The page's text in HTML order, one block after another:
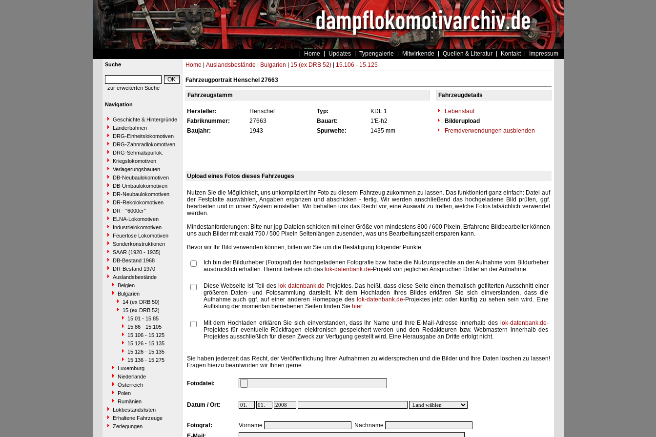
Home Updates Typengalerie Mitwirkende Quellen & Literatur Kontakt Impressum
Suche
zur erweiterten Suche
Navigation
Geschichte & Hintergründe
Länderbahnen
DRG-Einheitslokomotiven
DRG-Zahnradlokomotiven
DRG-Schmalspurlok.
Kriegslokomotiven
Verlagerungsbauten
DB-Neubaulokomotiven
DB-Umbaulokomotiven
DR-Neubaulokomotiven
DR-Rekolokomotiven
DR - "6000er"
ELNA-Lokomotiven
Industrielokomotiven
Feuerlose Lokomotiven
Sonderkonstruktionen
SAAR (1920 - 1935)
DB-Bestand 1968
DR-Bestand 1970
Auslandsbestände
Belgien
Bulgarien
14 (ex DRB 50)
15 (ex DRB 52)
15.01 - 15.85
15.86 - 15.105
15.106 - 15.125
15.126 - 15.135
15.126 - 15.135
15.136 - 15.275
Luxemburg
Niederlande
Österreich
Polen
Rumänien
Lokbestandslisten
Erhaltene Fahrzeuge
Zerlegungen
Home Auslandsbestände Bulgarien 15 (ex DRB 52)| 15.106 - 15.125
Fahrzeugportrait Henschel 27663
Fahrzeugstamm Fahrzeugdetails
Hersteller: Henschel Typ: KDL 1
Lebenslauf
Fabriknummer:
27663 Bauart: 1'E-h2
Bilderupload
Baujahr:
1943 Spurweite: 1435 mm Fremdverwendungen ausblenden
Upload eines Fotos dieses Fahrzeuges
Nutzen Sie die Möglichkeit, uns unkompliziert Ihr Foto zu diesem Fahrzeug zukommen zu lassen. Das funktioniert ganz einfach: Datei auf
der Festplatte auswählen, Angaben ergänzen und abschicken - fertig. Wir werden anschließend das hochgeladene Bild prüfen, ggf.
bearbeiten und in unser System einstellen. Wir behalten uns das Recht vor, eine Auswahl zu treffen, welche Fotos tatsächlich verwendet
werden.
Mindestanforderungen: Bitte nur jpg-Dateien schicken mit einer Größe von mindestens 800 / 600 Pixeln. Erfahrene Bildbearbeiter können
uns auch Bilder mit exakt 750 / 500 Pixeln Seitenlängen zusenden, was uns Bearbeitungszeit ersparen kann.
Bevor wir Ihr Bild verwenden können, bitten wir Sie um die Bestätigung folgender Punkte:
Ich bin der Bildurheber (Fotograf) der hochgeladenen Fotografie bzw. habe die Nutzungsrechte an der Aufnahme vom Bildurheber
ausdrücklich erhalten. Hiermit befreie ich das lok-datenbank.de-Projekt von jeglichen Ansprüchen Dritter an der Aufnahme.
Diese Webseite ist Teil des lok-datenbank.de-Projektes. Das heißt, dass diese Seite einen thematisch gefilterten Ausschnitt einer
größeren Daten- und Fotosammlung darstellt. Mit dem Hochladen Ihres Bildes erklären Sie sich einverstanden, dass die
Aufnahme auch ggf. auf einer anderen Homepage des lok-datenbank.de-Projektes jetzt oder künftig zu sehen sein wird. Eine
Auflistung der momentan betriebenen Seiten finden Sie hier.
Mit dem Hochladen erklären Sie sich einverstanden, dass Ihr Name und Ihre E-Mail-Adresse innerhalb des lok-datenbank.de-
Projektes für eventuelle Rückfragen elektronisch gespeichert werden und den Redakteuren bzw. Webmastern innerhalb des
Projektes ausschließlich für diesen Zweck zur Verfügung gestellt wird. Eine Herausgabe an Dritte erfolgt nicht.
Sie haben jederzeit das Recht, der Veröffentlichung Ihrer Aufnahmen zu widersprechen und die Bilder und Ihre Daten löschen zu lassen!
Fragen hierzu beantworten wir Ihnen gerne.
Fotodatei:
Datum / Ort:
Fotograf: Vorname
Nachname